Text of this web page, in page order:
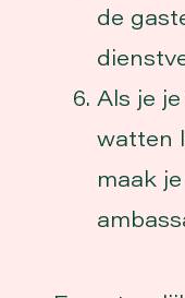
de
Als je
watten
maak